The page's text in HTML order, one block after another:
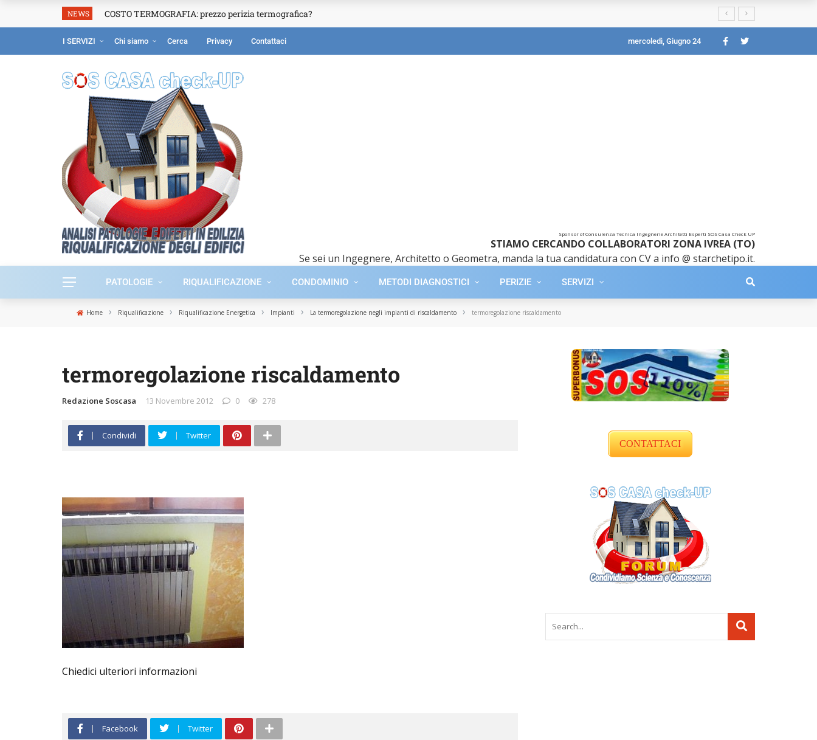
NEWS COSTO TERMOGRAFIA: prezzo perizia termografica?
I SERVIZI Chi siamo Cerca Privacy Contattaci mercoledì, Giugno 24
Sponsor of Consulenza Tecnica Ingegnerie Architetti Esperti SOS Casa Check UP
STIAMO CERCANDO COLLABORATORI ZONA IVREA (TO)
Se sei un Ingegnere, Architetto o Geometra, manda la tua candidatura con CV a info @ starchetipo.it.
PATOLOGIE RIQUALIFICAZIONE CONDOMINIO METODI DIAGNOSTICI PERIZIE SERVIZI
Home › Riqualificazione › Riqualificazione Energetica › Impianti › La termoregolazione negli impianti di riscaldamento › termoregolazione riscaldamento
termoregolazione riscaldamento
Redazione Soscasa 13 Novembre 2012 0 278
Condividi Twitter
Chiedici ulteriori informazioni
Facebook Twitter
CONTATTACI